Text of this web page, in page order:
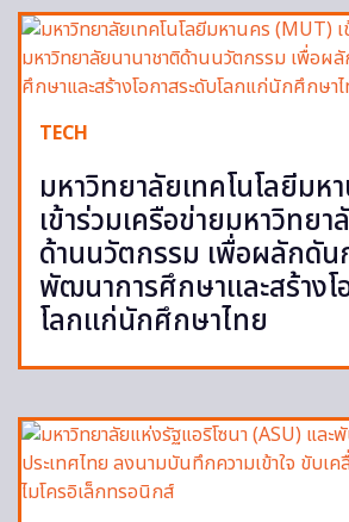
TECH
มหาวิทยาลัยเทคโนโลยีมห
เข้าร่วมเครือข่ายมหาวิทยา
ด้านนวัตกรรม เพื่อผลักดัน
พัฒนาการศึกษาและสร้างโ
โลกแก่นักศึกษาไทย